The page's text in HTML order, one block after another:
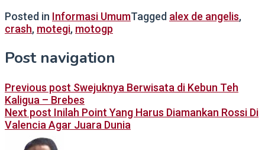
Posted in Informasi UmumTagged alex de angelis,
crash, motegi, motogp
Post navigation
Previous post Swejuknya Berwisata di Kebun Teh
Kaligua – Brebes
Next post Inilah Point Yang Harus Diamankan Rossi Di
Valencia Agar Juara Dunia